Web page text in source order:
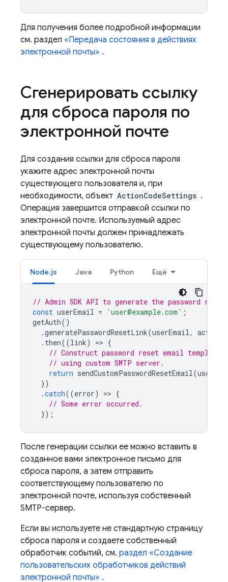
Для получения более подробной информации
см. раздел «Передача состояния в действиях
электронной почты» .
Сгенерировать ссылку
для сброса пароля по
электронной почте
Для создания ссылки для сброса пароля
укажите адрес электронной почты
существующего пользователя и, при
необходимости, объект ActionCodeSettings .
Операция завершится отправкой ссылки по
электронной почте. Используемый адрес
электронной почты должен принадлежать
существующему пользователю.
Node.js Java Python Ещё
// Admin SDK API to generate the password
const userEmail = 'user@example.com' ;
getAuth()
.generatePasswordResetLink(userEmail,
. then((link) => {
// Construct password reset email template,
// using custom SMTP server.
return sendCustomPasswordResetEmail(
})
.catch((error) => {
// Some error occurred.
});
После генерации ссылки ее можно вставить в
созданное вами электронное письмо для
сброса пароля, а затем отправить
соответствующему пользователю по
электронной почте, используя собственный
SMTP-сервер.
Если вы используете не стандартную страницу
сброса пароля и создаете собственный
обработчик событий, см. раздел «Создание
пользовательских обработчиков действий
электронной почты» .